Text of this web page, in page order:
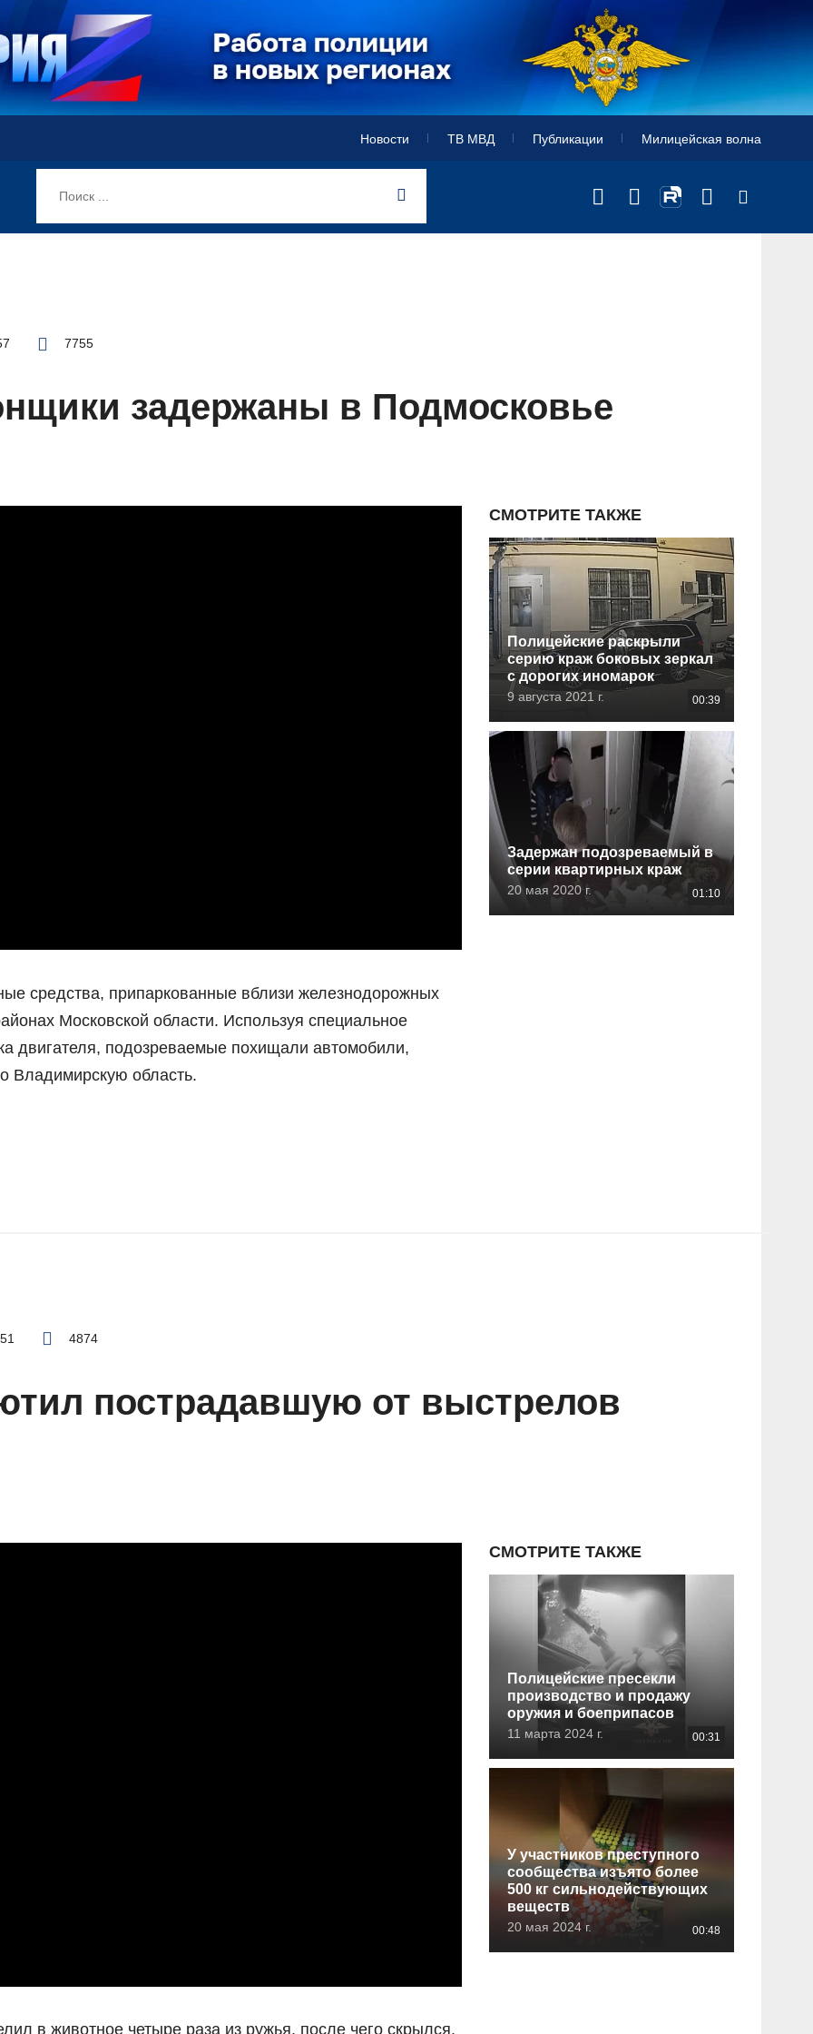
Новости ТВ МВД Публикации Милицейская волна
7755
задержаны в Подмосковье
средства, припаркованные вблизи железнодорожных
Московской области. Используя специальное
двигателя, подозреваемые похищали автомобили,
Владимирскую область.
СМОТРИТЕ ТАКЖЕ
Полицейские раскрыли
серию краж боковых зеркал
с дорогих иномарок
9 августа 2021 г. 00:39
Задержан подозреваемый в
серии квартирных краж
20 мая 2020 г. 01:10
4874
пострадавшую от выстрелов
в животное четыре раза из ружья, после чего скрылся.
СМОТРИТЕ ТАКЖЕ
Полицейские пресекли
производство и продажу
оружия и боеприпасов
11 марта 2024 г. 00:31
У участников преступного
сообщества изъято более
500 кг сильнодействующих
веществ
20 мая 2024 г. 00:48